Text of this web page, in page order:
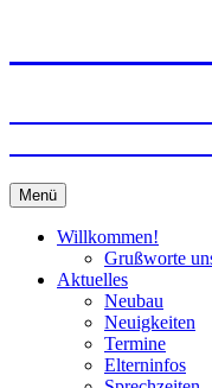
Menü
Willkommen!
Grußworte
Aktuelles
Neubau
Neuigkeiten
Termine
Elterninfos